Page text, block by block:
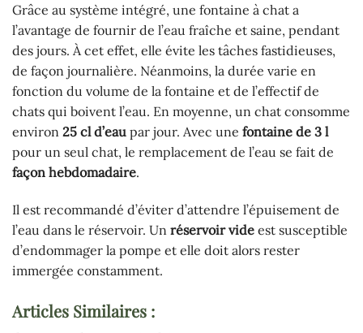
Grâce au système intégré, une fontaine à chat a
l’avantage de fournir de l’eau fraîche et saine, pendant
des jours. À cet effet, elle évite les tâches fastidieuses,
de façon journalière. Néanmoins, la durée varie en
fonction du volume de la fontaine et de l’effectif de
chats qui boivent l’eau. En moyenne, un chat consomme
environ 25 cl d’eau par jour. Avec une fontaine de 3 l
pour un seul chat, le remplacement de l’eau se fait de
façon hebdomadaire.
Il est recommandé d’éviter d’attendre l’épuisement de
l’eau dans le réservoir. Un réservoir vide est susceptible
d’endommager la pompe et elle doit alors rester
immergée constamment.
Articles Similaires :